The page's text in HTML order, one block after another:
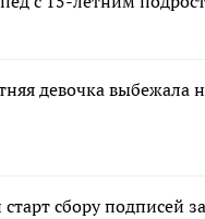
девочка выбежала
сбору подписей